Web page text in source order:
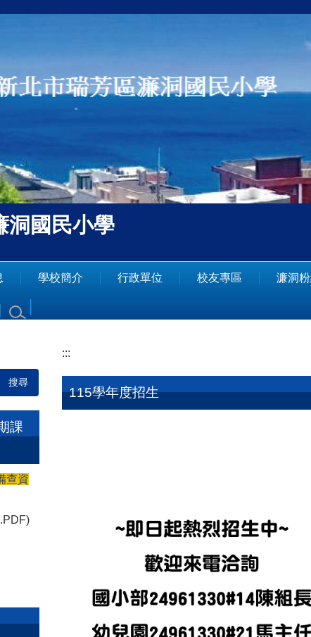
洞國民小學
學校簡介 行政單位 校友專區 濂洞
搜尋
課
查資
:::
115學年度招生